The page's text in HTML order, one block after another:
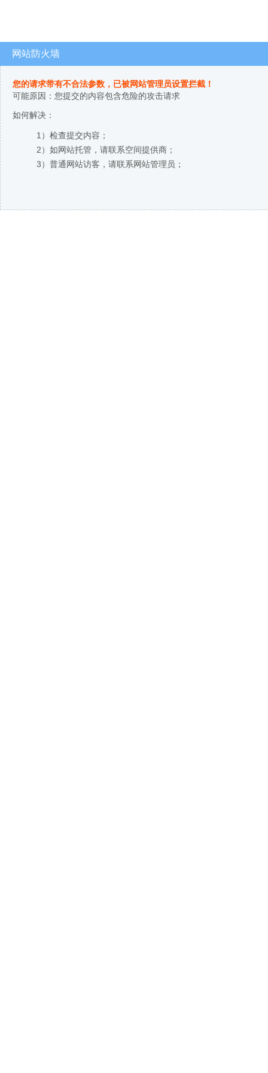
网站防火墙
您的请求带有不合法参数，已被网站管理员设置拦截！
可能原因：您提交的内容包含危险的攻击请求
如何解决：
1）检查提交内容；
2）如网站托管，请联系空间提供商；
3）普通网站访客，请联系网站管理员；